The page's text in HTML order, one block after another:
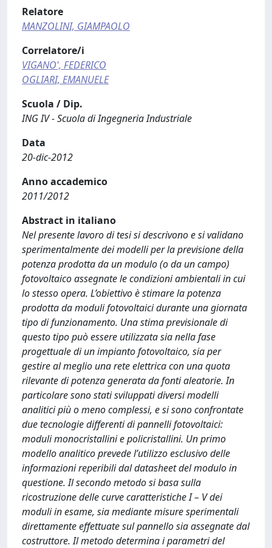
Relatore
MANZOLINI, GIAMPAOLO
Correlatore/i
VIGANO', FEDERICO
OGLIARI, EMANUELE
Scuola / Dip.
ING IV - Scuola di Ingegneria Industriale
Data
20-dic-2012
Anno accademico
2011/2012
Abstract in italiano
Nel presente lavoro di tesi si descrivono e si validano
sperimentalmente dei modelli per la previsione della
potenza prodotta da un modulo (o da un campo)
fotovoltaico assegnate le condizioni ambientali in cui
lo stesso opera. L’obiettivo è stimare la potenza
prodotta da moduli fotovoltaici durante una giornata
tipo di funzionamento. Una stima previsionale di
questo tipo può essere utilizzata sia nella fase
progettuale di un impianto fotovoltaico, sia per
gestire al meglio una rete elettrica con una quota
rilevante di potenza generata da fonti aleatorie. In
particolare sono stati sviluppati diversi modelli
analitici più o meno complessi, e si sono confrontate
due tecnologie differenti di pannelli fotovoltaici:
moduli monocristallini e policristallini. Un primo
modello analitico prevede l’utilizzo esclusivo delle
informazioni reperibili dal datasheet del modulo in
questione. Il secondo metodo si basa sulla
ricostruzione delle curve caratteristiche I – V dei
moduli in esame, sia mediante misure sperimentali
direttamente effettuate sul pannello sia assegnate dal
costruttore. Il metodo determina i parametri del